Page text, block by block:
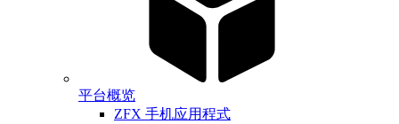
平台概览
ZFX 手机应用程式